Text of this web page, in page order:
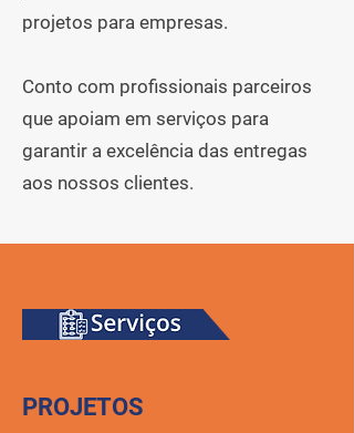
projetos para empresas.
Conto com profissionais parceiros
que apoiam em serviços para
garantir a excelência das entregas
aos nossos clientes.
PROJETOS